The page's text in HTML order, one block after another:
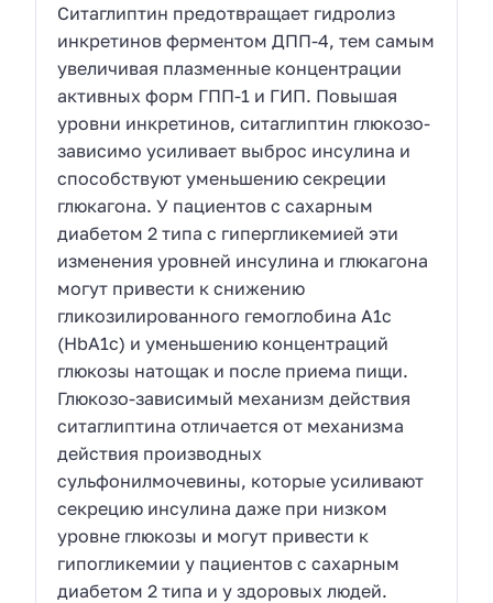
Ситаглиптин предотвращает гидролиз
инкретинов ферментом ДПП-4, тем самым
увеличивая плазменные концентрации
активных форм ГПП-1 и ГИП. Повышая
уровни инкретинов, ситаглиптин глюкозо-
зависимо усиливает выброс инсулина и
способствуют уменьшению секреции
глюкагона. У пациентов с сахарным
диабетом 2 типа с гипергликемией эти
изменения уровней инсулина и глюкагона
могут привести к снижению
гликозилированного гемоглобина A1c
(HbA1c) и уменьшению концентраций
глюкозы натощак и после приема пищи.
Глюкозо-зависимый механизм действия
ситаглиптина отличается от механизма
действия производных
сульфонилмочевины, которые усиливают
секрецию инсулина даже при низком
уровне глюкозы и могут привести к
гипогликемии у пациентов с сахарным
диабетом 2 типа и у здоровых людей.